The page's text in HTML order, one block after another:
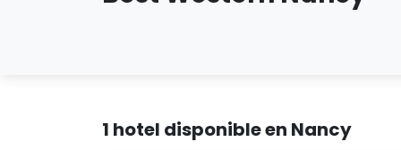
1 hotel disponible en Nancy